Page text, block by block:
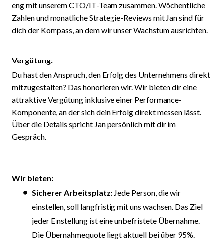
eng mit unserem CTO/IT-Team zusammen. Wöchentliche
Zahlen und monatliche Strategie-Reviews mit Jan sind für
dich der Kompass, an dem wir unser Wachstum ausrichten.
Vergütung:
Du hast den Anspruch, den Erfolg des Unternehmens direkt
mitzugestalten? Das honorieren wir. Wir bieten dir eine
attraktive Vergütung inklusive einer Performance-
Komponente, an der sich dein Erfolg direkt messen lässt.
Über die Details spricht Jan persönlich mit dir im
Gespräch.
Wir bieten:
Sicherer Arbeitsplatz: Jede Person, die wir
einstellen, soll langfristig mit uns wachsen. Das Ziel
jeder Einstellung ist eine unbefristete Übernahme.
Die Übernahmequote liegt aktuell bei über 95%.